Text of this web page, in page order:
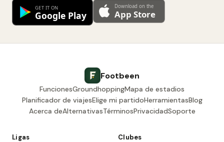
Footbeen
FuncionesGroundhoppingMapa de estadios
Planificador de viajesElige mi partidoHerramientasBlog
Acerca deAlternativasTérminosPrivacidadSoporte
Ligas
Clubes